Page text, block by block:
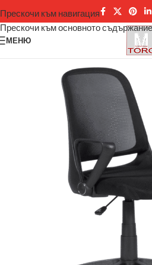
Прескочи към навигация
Прескочи към основното съдържание
МЕНЮ